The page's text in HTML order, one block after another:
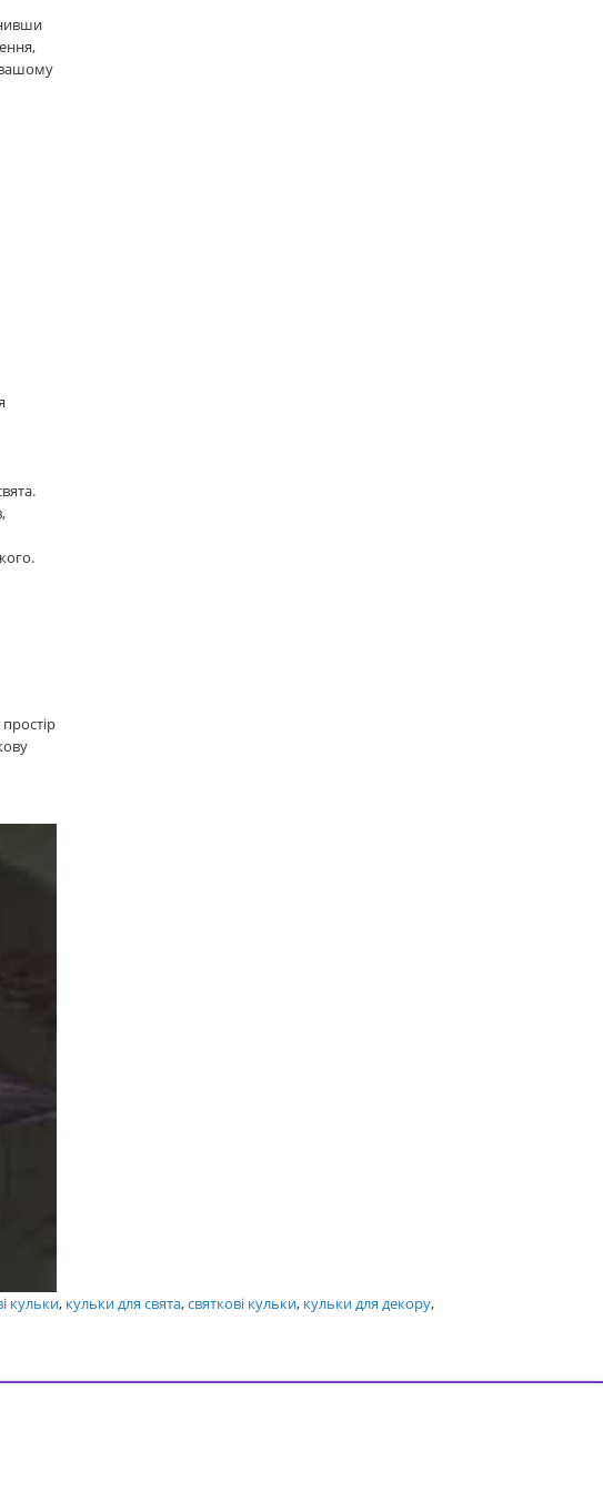
вашому
кульки, кульки для свята,святкові кульки, кульки для декору,